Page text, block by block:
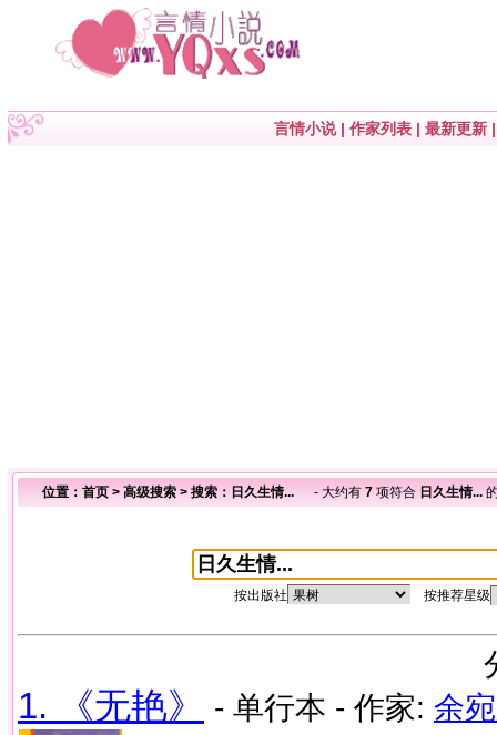
言情小说| 作家列表 | 最新更新
位置： 首页 > 高级搜索 > 搜索：日久生情... - 大约有 7 项符合 日久生情...
按出版社 按推荐星级
1. 《无艳》 - 单行本 - 作家: 余